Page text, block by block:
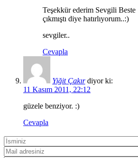
Teşekkür ederim Sevgili
çıkmıştı diye hatırlıyorum..:)
sevgiler..
Cevapla
Yiğit Çakır diyor ki:
11 Kasım 2011, 22:12
güzele benziyor. :)
Cevapla